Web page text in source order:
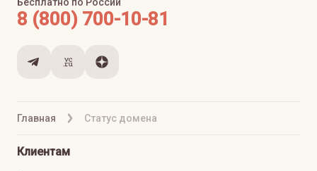
Главная Статус домена
8 (800) 700-10-81
Клиентам